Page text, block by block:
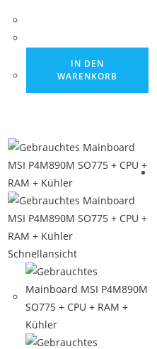
IN DEN
WARENKORB
Schnellansicht